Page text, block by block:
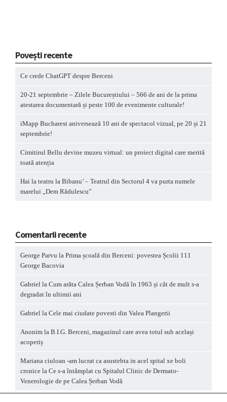
Povești recente
Ce crede ChatGPT despre Berceni
20-21 septembrie – Zilele Bucureștiului – 566 de ani de la prima
atestarea documentară și peste 100 de evenimente culturale!
iMapp Bucharest aniversează 10 ani de spectacol vizual, pe 20 și 21
septembrie!
Cimitirul Bellu devine muzeu virtual: un proiect digital care merită
toată atenția
Hai la teatru la Bibanu’ – Teatrul din Sectorul 4 va purta numele
marelui „Dem Rădulescu”
Comentarii recente
George Parvu la Prima școală din Berceni: povestea Școlii 111
George Bacovia
Gabriel la Cum arăta Calea Șerban Vodă în 1963 și cât de mult s-a
degradat în ultimii ani
Gabriel la Cele mai ciudate povesti din Valea Plangerii
Anonim la B.I.G. Berceni, magazinul care avea totul sub același
acoperiș
Mariana ciuloan -am lucrat ca asustebta in acel spital xe boli
cronice la Ce s-a întâmplat cu Spitalul Clinic de Dermato-
Venerologie de pe Calea Șerban Vodă